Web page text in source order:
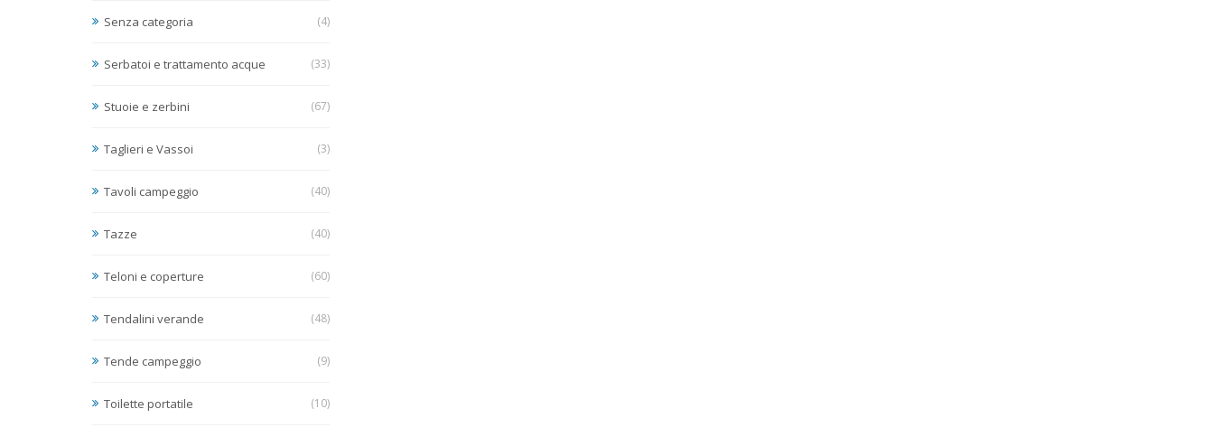
Senza categoria (4)
Serbatoi e trattamento acque (33)
Stuoie e zerbini (67)
Taglieri e Vassoi (3)
Tavoli campeggio (40)
Tazze (40)
Teloni e coperture (60)
Tendalini verande (48)
Tende campeggio (9)
Toilette portatile (10)